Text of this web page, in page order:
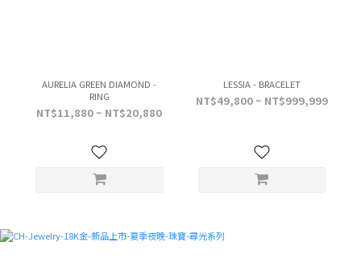
AURELIA GREEN DIAMOND -
RING
NT$11,880 ~ NT$20,880
LESSIA - BRACELET
NT$49,800 ~ NT$999,999